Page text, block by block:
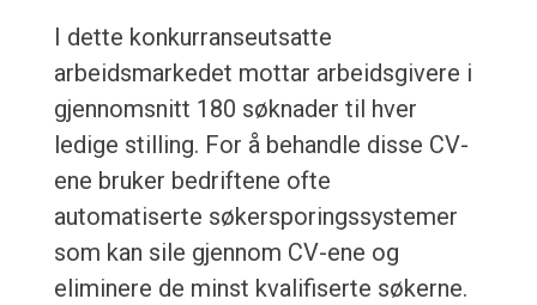
I dette konkurranseutsatte
arbeidsmarkedet mottar arbeidsgivere i
gjennomsnitt 180 søknader til hver
ledige stilling. For å behandle disse CV-
ene bruker bedriftene ofte
automatiserte søkersporingssystemer
som kan sile gjennom CV-ene og
eliminere de minst kvalifiserte søkerne.